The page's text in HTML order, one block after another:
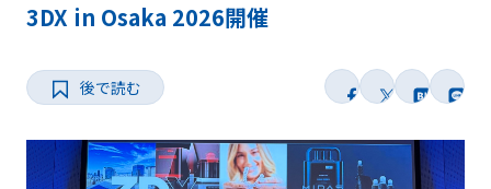
連載
Web限定
3DX in Osaka 2026開催
後で読む